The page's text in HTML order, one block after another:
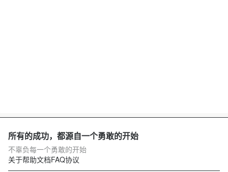
所有的成功，都源自一个勇敢的开始
不辜负每一个勇敢的开始
关于帮助文档FAQ协议